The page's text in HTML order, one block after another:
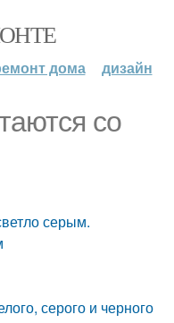
дома дизайн
со
серым.
серого и черного